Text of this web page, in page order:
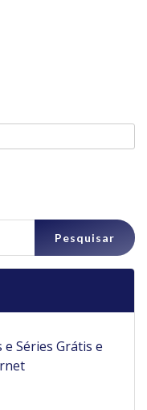
Séries Grátis e